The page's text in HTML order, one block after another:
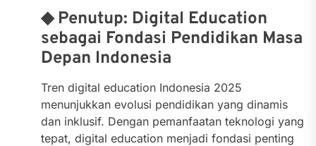
◆ Penutup: Digital Education
sebagai Fondasi Pendidikan Masa
Depan Indonesia
Tren digital education Indonesia 2025
menunjukkan evolusi pendidikan yang dinamis
dan inklusif. Dengan pemanfaatan teknologi yang
tepat, digital education menjadi fondasi penting